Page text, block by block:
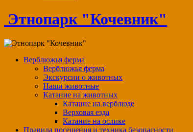
Этнопарк "Кочевник"
Верблюжья ферма
Верблюжья ферма
Экскурсии о животных
Наши животные
Катание на животных
Катание на верблюде
Верховая езда
Катание на ослике
Правила посещения и техника безопасности